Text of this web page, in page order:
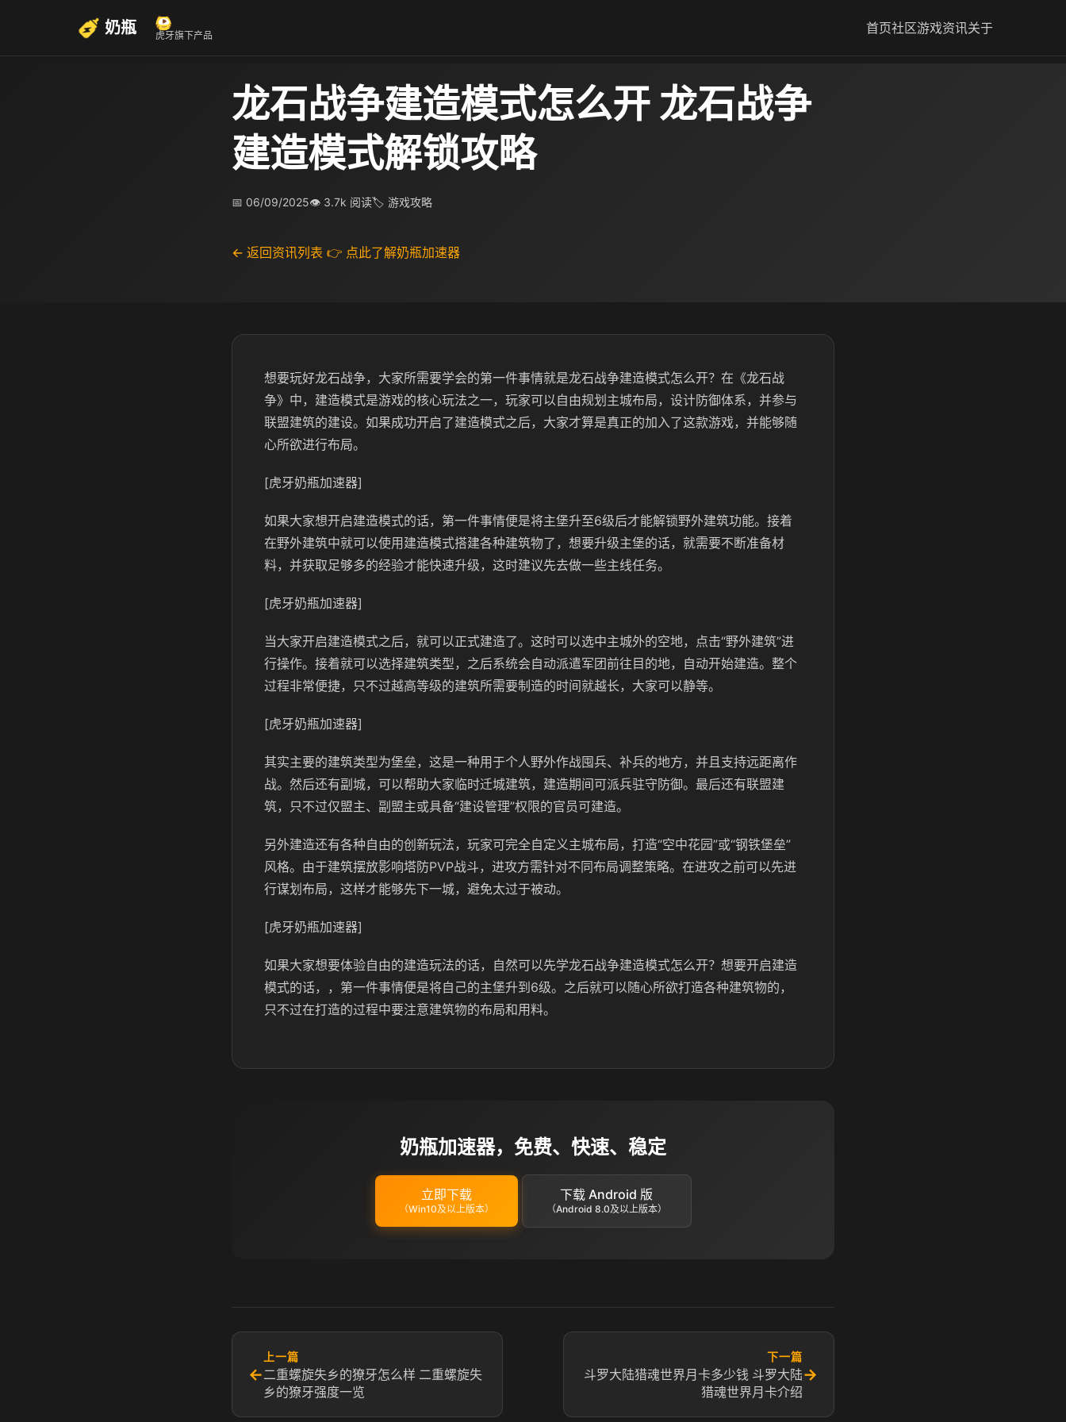
奶瓶 虎牙旗下产品 首页社区游戏资讯关于
龙石战争建造模式怎么开 龙石战争
建造模式解锁攻略
📅 06/09/2025👁 3.7k 阅读🏷 游戏攻略
← 返回资讯列表 👉 点此了解奶瓶加速器
想要玩好龙石战争，大家所需要学会的第一件事情就是龙石战争建造模式怎么开？在《龙石战
争》中，建造模式是游戏的核心玩法之一，玩家可以自由规划主城布局，设计防御体系，并参与
联盟建筑的建设。如果成功开启了建造模式之后，大家才算是真正的加入了这款游戏，并能够随
心所欲进行布局。
[虎牙奶瓶加速器]
如果大家想开启建造模式的话，第一件事情便是将主堡升至6级后才能解锁野外建筑功能。接着
在野外建筑中就可以使用建造模式搭建各种建筑物了，想要升级主堡的话，就需要不断准备材
料，并获取足够多的经验才能快速升级，这时建议先去做一些主线任务。
[虎牙奶瓶加速器]
当大家开启建造模式之后，就可以正式建造了。这时可以选中主城外的空地，点击“野外建筑”进
行操作。接着就可以选择建筑类型，之后系统会自动派遣军团前往目的地，自动开始建造。整个
过程非常便捷，只不过越高等级的建筑所需要制造的时间就越长，大家可以静等。
[虎牙奶瓶加速器]
其实主要的建筑类型为堡垒，这是一种用于个人野外作战囤兵、补兵的地方，并且支持远距离作
战。然后还有副城，可以帮助大家临时迁城建筑，建造期间可派兵驻守防御。最后还有联盟建
筑，只不过仅盟主、副盟主或具备“建设管理”权限的官员可建造。
另外建造还有各种自由的创新玩法，玩家可完全自定义主城布局，打造“空中花园”或“钢铁堡垒”
风格。由于建筑摆放影响塔防PVP战斗，进攻方需针对不同布局调整策略。在进攻之前可以先进
行谋划布局，这样才能够先下一城，避免太过于被动。
[虎牙奶瓶加速器]
如果大家想要体验自由的建造玩法的话，自然可以先学龙石战争建造模式怎么开？想要开启建造
模式的话，，第一件事情便是将自己的主堡升到6级。之后就可以随心所欲打造各种建筑物的，
只不过在打造的过程中要注意建筑物的布局和用料。
奶瓶加速器，免费、快速、稳定
立即下载
（Win10及以上版本）
下载 Android 版
（Android 8.0及以上版本）
←
上一篇
二重螺旋失乡的獠牙怎么样 二重螺旋失
乡的獠牙强度一览
下一篇
斗罗大陆猎魂世界月卡多少钱 斗罗大陆
猎魂世界月卡介绍
→